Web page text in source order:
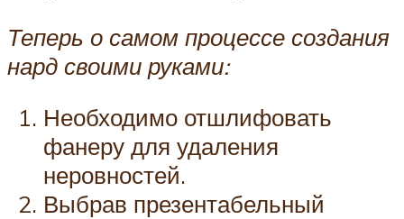
Теперь о самом процессе создания
нард своими руками:
Необходимо отшлифовать
фанеру для удаления
неровностей.
Выбрав презентабельный